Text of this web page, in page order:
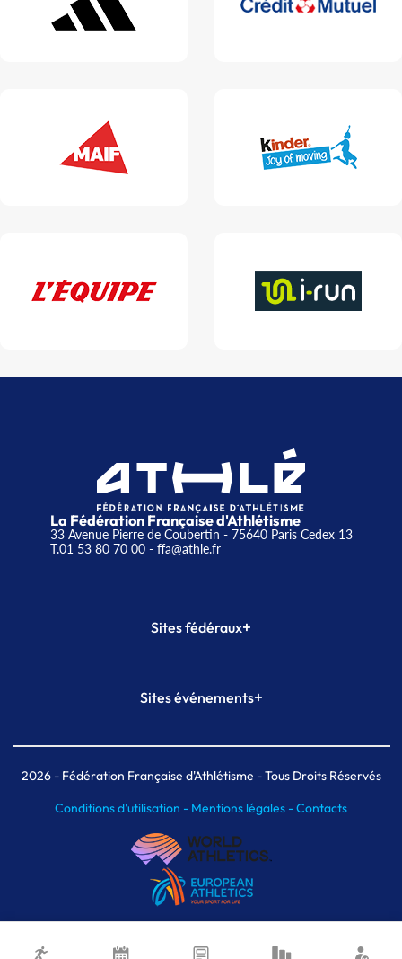
La Fédération Française d'Athlétisme
33 Avenue Pierre de Coubertin - 75640 Paris Cedex 13
T.01 53 80 70 00- ffa@athle.fr
Sites fédéraux+
Plateforme Formation
Sites événements+
Meeting de Paris indoor
MAIF Ekiden de Paris
2026- Fédération Française d'Athlétisme - Tous Droits Réservés
Conditions d'utilisation - Mentions légales -Contacts